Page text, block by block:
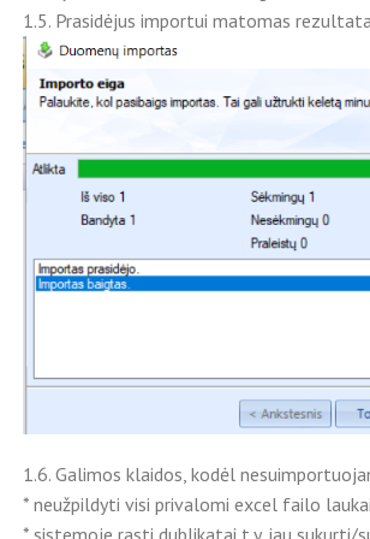
1.5. Prasidėjus importui matomas
1.6. Galimos klaidos, kodėl
* neužpildyti visi privalomi excel failo laukai
* sistemoje rasti dublikatai t.y. jau sukurti/